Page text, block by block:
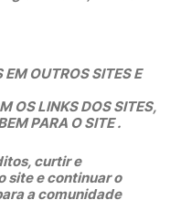
OUTROS SITES E
OS LINKS DOS SITES,
PARA O SITE .
curtir e
site e continuar o
a comunidade